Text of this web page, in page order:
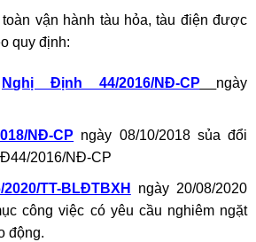
vận hành tàu hỏa, tàu điện được
quy định:
Nghị Định 44/2016/NĐ-CP
ngày
NĐ-CP ngày 08/10/2018 sủa đổi
2016/NĐ-CP
TT-BLĐTBXH
ngày 20/08/2020
công việc có yêu cầu nghiêm ngặt
động.